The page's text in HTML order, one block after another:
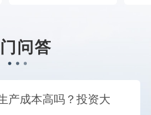
问答
产成本高吗？投资大